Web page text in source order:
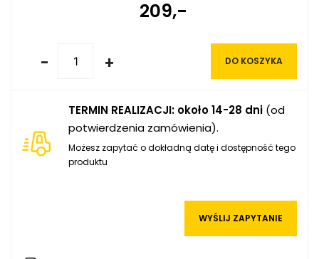
209,-
- + DO KOSZYKA
TERMIN REALIZACJI: około 14-28 dni (od
potwierdzenia zamówienia).
Możesz zapytać o dokładną datę i dostępność tego
produktu
WYŚLIJ ZAPYTANIE